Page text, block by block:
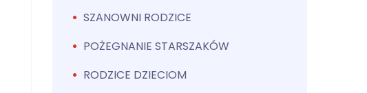
SZANOWNI RODZICE
POŻEGNANIE STARSZAKÓW
RODZICE DZIECIOM